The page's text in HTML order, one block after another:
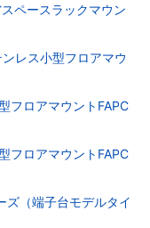
ペースラックマウン
レス小型フロアマウ
フロアマウントFAPC
フロアマウントFAPC
ズ（端子台モデルタイ